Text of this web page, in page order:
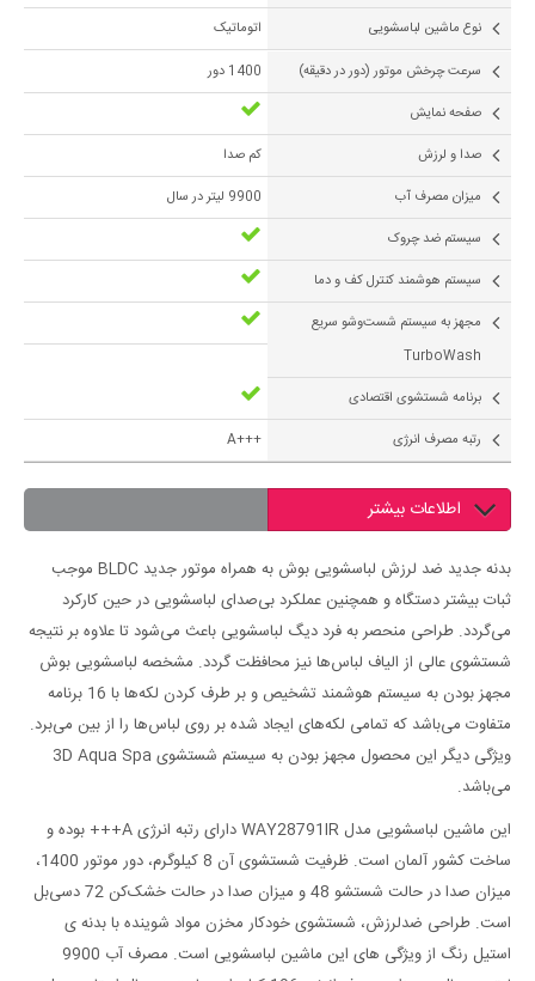
نوع ماشین لباسشویی
اتوماتیک
سرعت چرخش موتور (دور در دقیقه)
1400 دور
صفحه نمایش
صدا و لرزش
کم صدا
میزان مصرف آب
9900 لیتر در سال
سیستم ضد چروک
سیستم هوشمند کنترل کف و دما
مجهز به سیستم شست‌وشو سریع
TurboWash
برنامه شستشوی اقتصادی
رتبه مصرف انرژی
+++A
اطلاعات بیشتر
بدنه جدید ضد لرزش لباسشویی بوش به همراه موتور جدید BLDC موجب
ثبات بیشتر دستگاه و همچنین عملکرد بی‌صدای لباسشویی در حین کارکرد
می‌گردد. طراحی منحصر به فرد دیگ لباسشویی باعث می‌شود تا علاوه بر نتیجه
شستشوی عالی از الیاف لباس‌ها نیز محافظت گردد. مشخصه لباسشویی بوش
مجهز بودن به سیستم هوشمند تشخیص و بر طرف کردن لکه‌ها با 16 برنامه
متفاوت می‌باشد که تمامی لکه‌های ایجاد شده بر روی لباس‌ها را از بین می‌برد.
ویژگی دیگر این محصول مجهز بودن به سیستم شستشوی 3D Aqua Spa
می‌باشد.
این ماشین لباسشویی مدل WAY28791IR دارای رتبه انرژی A+++ بوده و
ساخت کشور آلمان است. ظرفیت شستشوی آن 8 کیلوگرم، دور موتور 1400،
میزان صدا در حالت شستشو 48 و میزان صدا در حالت خشک‌کن 72 دسی‌بل
است. طراحی ضدلرزش، شستشوی خودکار مخزن مواد شوینده با بدنه ی
استیل رنگ از ویژگی های این ماشین لباسشویی است. مصرف آب 9900